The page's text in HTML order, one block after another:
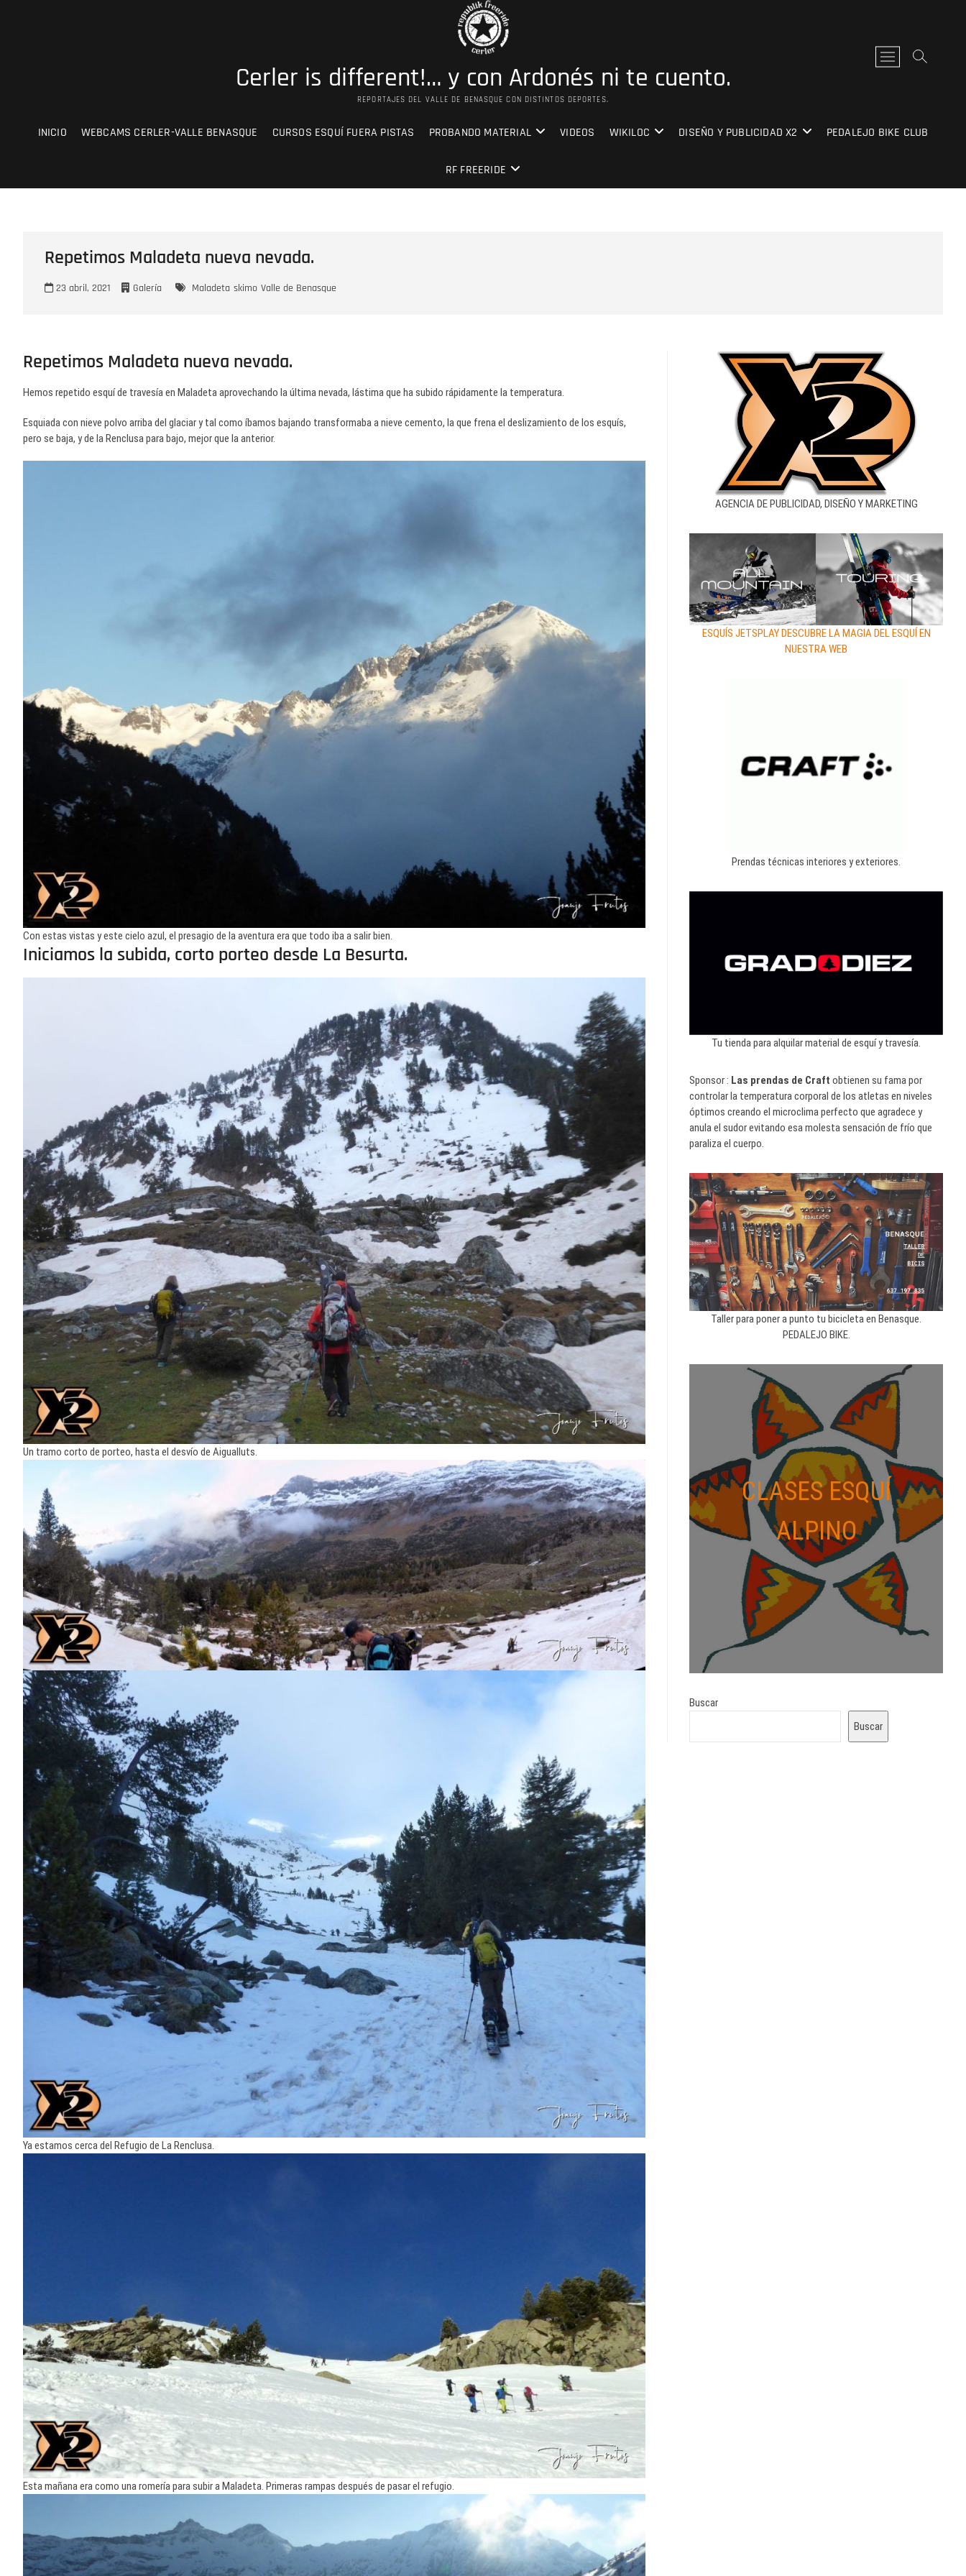
Cerler is different!… y con Ardonés ni te cuento.
REPORTAJES DEL VALLE DE BENASQUE CON DISTINTOS DEPORTES.
INICIO WEBCAMS CERLER-VALLE BENASQUE CURSOS ESQUÍ FUERA PISTAS PROBANDO MATERIAL VIDEOS WIKILOC DISEÑO Y PUBLICIDAD X2 PEDALEJO BIKE CLUB
RF FREERIDE
B
o
d
Repetimos Maladeta nueva nevada.
23 abril, 2021 Galería Maladeta skimo Valle de Benasque
Repetimos Maladeta nueva nevada.
Hemos repetido esquí de travesía en Maladeta aprovechando la última nevada, lástima que ha subido rápidamente la temperatura.
Esquiada con nieve polvo arriba del glaciar y tal como íbamos bajando transformaba a nieve cemento, la que frena el deslizamiento de los esquís,
pero se baja, y de la Renclusa para bajo, mejor que la anterior.
Con estas vistas y este cielo azul, el presagio de la aventura era que todo iba a salir bien.
Iniciamos la subida, corto porteo desde La Besurta.
Un tramo corto de porteo, hasta el desvío de Aigualluts.
Ya estamos cerca del Refugio de La Renclusa.
Esta mañana era como una romería para subir a Maladeta. Primeras rampas después de pasar el refugio.
AGENCIA DE PUBLICIDAD, DISEÑO Y MARKETING
ESQUÍS JETSPLAY DESCUBRE LA MAGIA DEL ESQUÍ EN
NUESTRA WEB
Prendas técnicas interiores y exteriores.
Tu tienda para alquilar material de esquí y travesía.
Sponsor : Las prendas de Craft obtienen su fama por
controlar la temperatura corporal de los atletas en niveles
óptimos creando el microclima perfecto que agradece y
anula el sudor evitando esa molesta sensación de frío que
paraliza el cuerpo.
Taller para poner a punto tu bicicleta en Benasque.
PEDALEJO BIKE.
CLASES ESQUÍ
ALPINO
Buscar
Buscar